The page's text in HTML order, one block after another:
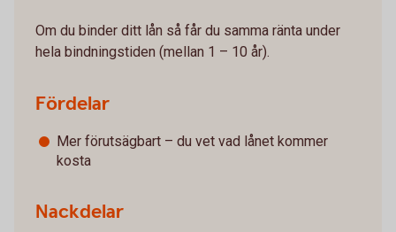
Om du binder ditt lån så får du samma ränta under
hela bindningstiden (mellan 1 – 10 år).
Fördelar
Mer förutsägbart – du vet vad lånet kommer
kosta
Nackdelar